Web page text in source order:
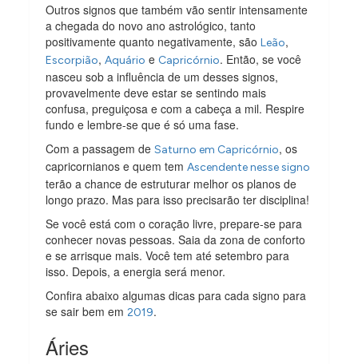
Outros signos que também vão sentir intensamente
a chegada do novo ano astrológico, tanto
positivamente quanto negativamente, sãoLeão,
Escorpião,Aquário e Capricórnio. Então, se você
nasceu sob a influência de um desses signos,
provavelmente deve estar se sentindo mais
confusa, preguiçosa e com a cabeça a mil. Respire
fundo e lembre-se que é só uma fase.
Com a passagem deSaturno em Capricórnio, os
capricornianos e quem temAscendente nesse signo
terão a chance de estruturar melhor os planos de
longo prazo. Mas para isso precisarão ter disciplina!
Se você está com o coração livre, prepare-se para
conhecer novas pessoas. Saia da zona de conforto
e se arrisque mais. Você tem até setembro para
isso. Depois, a energia será menor.
Confira abaixo algumas dicas para cada signo para
se sair bem em2019.
Áries